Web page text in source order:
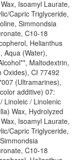
Isoamyl Laurate,
Capric Triglyceride,
Simmondsia
C10-18
Helianthus
Aqua (Water),
Maltodextrin,
Oxides), CI 77492
(Ultramarines),
additive) 07:
Linoleic / Linolenic
Wax, Hydrolyzed
Isoamyl Laurate,
Capric Triglyceride,
C10-18